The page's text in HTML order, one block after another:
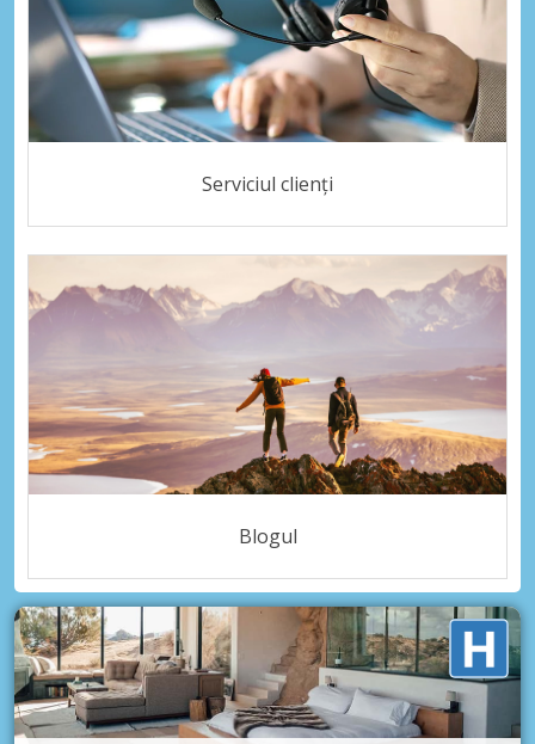
Serviciul clienți
Blogul